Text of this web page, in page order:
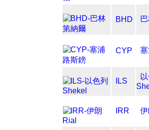
BHD
CYP
ILS
IRR